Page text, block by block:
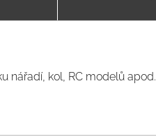
nářadí, kol, RC modelů apod.